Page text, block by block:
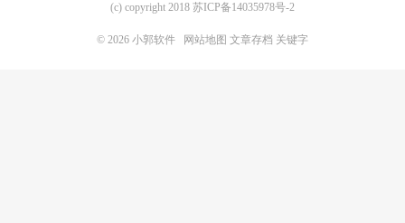
(c) copyright 2018 苏ICP备14035978号-2
© 2026 小郭软件 网站地图 文章存档 关键字